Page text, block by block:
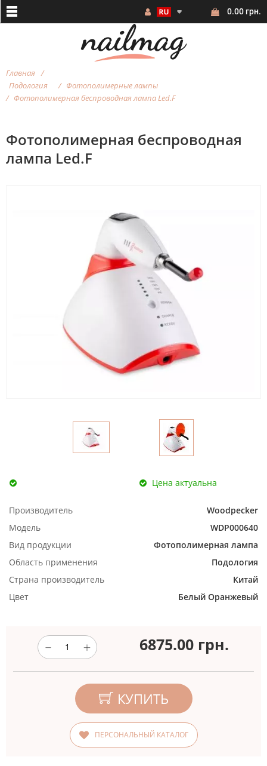
0.00 грн.
Главная
Подология
Фотополимерные лампы
Фотополимерная беспроводная лампа Led.F
Фотополимерная беспроводная
лампа Led.F
Цена актуальна
Производитель
Woodpecker
Модель
WDP000640
Вид продукции
Фотополимерная лампа
Область применения
Подология
Страна производитель
Китай
Цвет
Белый Оранжевый
6875.00 грн.
КУПИТЬ
ПЕРСОНАЛЬНЫЙ КАТАЛОГ